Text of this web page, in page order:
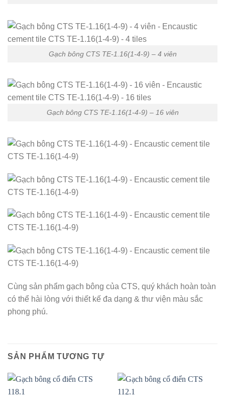
Gạch bông CTS TE-1.16(1-4-9) – 4 viên
Gạch bông CTS TE-1.16(1-4-9) – 16 viên
Cùng sản phẩm gạch bông của CTS, quý khách hoàn toàn
có thể hài lòng với thiết kế đa dạng & thư viện màu sắc
phong phú.
SẢN PHẨM TƯƠNG TỰ